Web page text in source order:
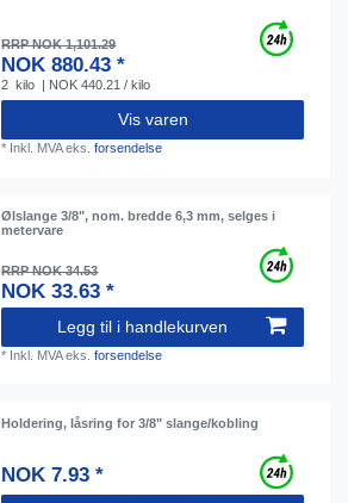
RRP NOK 1,101.29
NOK 880.43 *
2 kilo | NOK 440.21 / kilo
Vis varen
* Inkl. MVAeks.forsendelse
Ølslange 3/8", nom. bredde 6,3 mm, selges i
metervare
RRP NOK 34.53
NOK 33.63 *
Legg til i handlekurven
* Inkl. MVAeks.forsendelse
Holdering, låsring for 3/8" slange/kobling
NOK 7.93 *